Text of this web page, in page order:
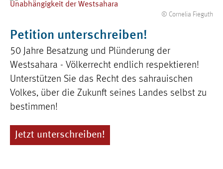
© Cornelia Fieguth
Petition unterschreiben!
50 Jahre Besatzung und Plünderung der
Westsahara - Völkerrecht endlich respektieren!
Unterstützen Sie das Recht des sahrauischen
Volkes, über die Zukunft seines Landes selbst zu
bestimmen!
Jetzt unterschreiben!